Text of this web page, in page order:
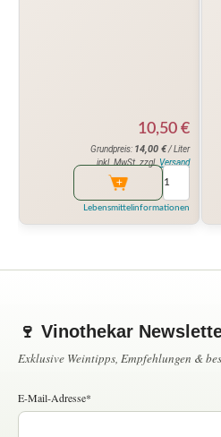
10,50 €
Grundpreis: 14,00 €/ Liter
inkl. MwSt. zzgl. Versand
Lebensmittelinformationen
🍷 Vinothekar
Exklusive Weintipps, Empfehlungen &
E-Mail-Adresse*